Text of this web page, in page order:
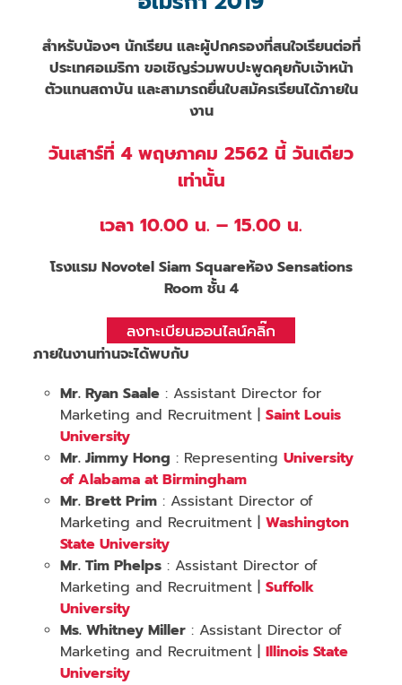
สำหรับน้องๆ นักเรียน และผู้ปกครองที่สนใจเรียนต่อที่
ประเทศอเมริกา ขอเชิญร่วมพบปะพูดคุยกับเจ้าหน้า
ตัวแทนสถาบัน และสามารถยื่นใบสมัครเรียนได้ภายใน
งาน
วันเสาร์ที่ 4 พฤษภาคม 2562 นี้ วันเดียว
เท่านั้น
เวลา 10.00 น. – 15.00 น.
โรงแรม Novotel Siam Squareห้อง Sensations
Room ชั้น 4
ลงทะเบียนออนไลน์คลิ๊ก
ภายในงานท่านจะได้พบกับ
Mr. Ryan Saale : Assistant Director for
Marketing and Recruitment |Saint Louis
University
Mr. Jimmy Hong : RepresentingUniversity
of Alabama at Birmingham
Mr. Brett Prim : Assistant Director of
Marketing and Recruitment |Washington
State University
Mr. Tim Phelps : Assistant Director of
Marketing and Recruitment |Suffolk
University
Ms. Whitney Miller : Assistant Director of
Marketing and Recruitment |Illinois State
University